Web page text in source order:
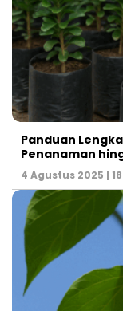
Panduan
Penanaman
4 Agustus 2025 |